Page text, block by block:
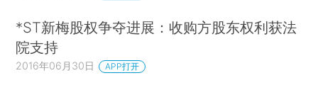
*ST新梅股权争夺进展：收购方股东权利获法
院支持
2016年06月30日 APP打开